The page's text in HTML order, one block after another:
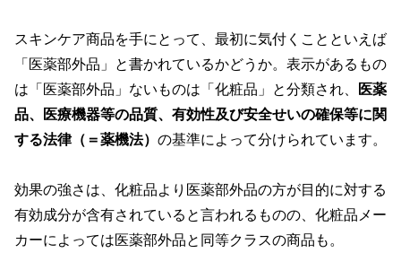
スキンケア商品を手にとって、最初に気付くことといえば
「医薬部外品」と書かれているかどうか。表示があるもの
は「医薬部外品」ないものは「化粧品」と分類され、 医薬
品、医療機器等の品質、有効性及び安全せいの確保等に関
する法律（＝薬機法） の基準によって分けられています。
効果の強さは、化粧品より医薬部外品の方が目的に対する
有効成分が含有されていると言われるものの、化粧品メー
カーによっては医薬部外品と同等クラスの商品も。